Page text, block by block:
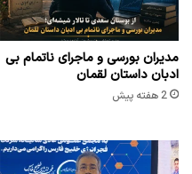
مدیران بورسی و ماجرای ناتمام بی
ادبان داستان لقمان
2 هفته پیش